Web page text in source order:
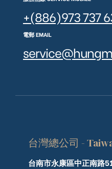
+(886)973 737
電郵 EMAIL
台灣總公司 -
台南市永康區中正南路